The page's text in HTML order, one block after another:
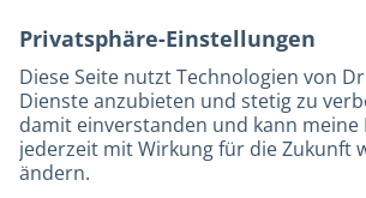
Rechtliches und Kontakt
Barrierefreiheit
Leichte Sprache